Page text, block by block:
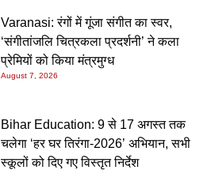
Varanasi: रंगों में गूंजा संगीत का स्वर,
‘संगीतांजलि चित्रकला प्रदर्शनी’ ने कला
प्रेमियों को किया मंत्रमुग्ध
August 7, 2026
Bihar Education: 9 से 17 अगस्त तक
चलेगा ‘हर घर तिरंगा-2026’ अभियान, सभी
स्कूलों को दिए गए विस्तृत निर्देश